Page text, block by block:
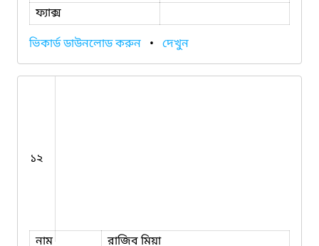
ফ্যাক্স
ভিকার্ড ডাউনলোড করুন • দেখুন
১২
নাম
রাজিব মিয়া